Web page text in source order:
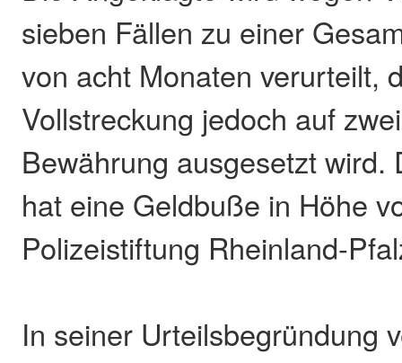
sieben Fällen zu einer
von acht Monaten verurteilt,
Vollstreckung jedoch auf
Bewährung ausgesetzt wird.
hat eine Geldbuße in Höhe
Polizeistiftung Rheinland-
In seiner Urteilsbegründung